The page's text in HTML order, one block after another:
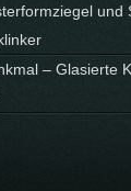
und
– Glasierte